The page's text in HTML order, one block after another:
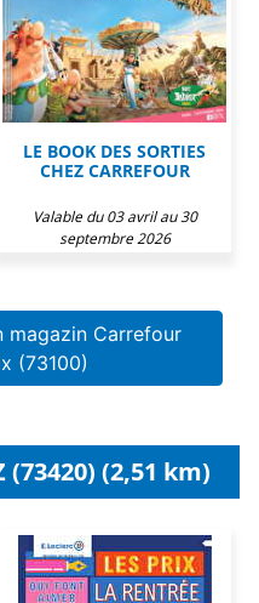
LE BOOK DES SORTIES
CHEZ CARREFOUR
Valable du 03 avril au 30
septembre 2026
magazin Carrefour
(73100)
(73420) (2,51 km)